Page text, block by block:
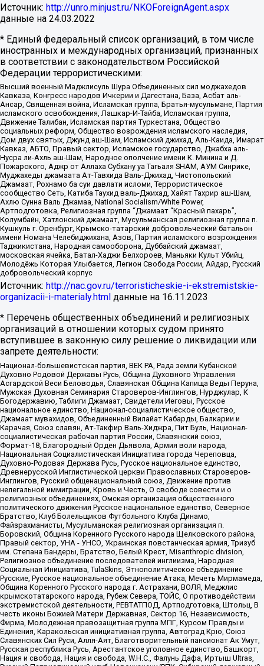
Источник: http://unro.minjust.ru/NKOForeignAgent.aspx
данные на 24.03.2022
* Единый федеральный список организаций, в том числе
иностранных и международных организаций, признанных
в соответствии с законодательством Российской
Федерации террористическими:
Высший военный Маджлисуль Шура Объединенных сил моджахедов
Кавказа, Конгресс народов Ичкерии и Дагестана, База, Асбат аль-
Ансар, Священная война, Исламская группа, Братья-мусульмане, Партия
исламского освобождения, Лашкар-И-Тайба, Исламская группа,
Движение Талибан, Исламская партия Туркестана, Общество
социальных реформ, Общество возрождения исламского наследия,
Дом двух святых, Джунд аш-Шам, Исламский джихад, Аль-Каида, Имарат
Кавказ, АБТО, Правый сектор, Исламское государство, Джабха аль-
Нусра ли-Ахль аш-Шам, Народное ополчение имени К. Минина и Д.
Пожарского, Аджр от Аллаха Субхану уа Тагьаля SHAM, АУМ Синрике,
Муджахеды джамаата Ат-Тавхида Валь-Джихад, Чистопольский
Джамаат, Рохнамо ба суи давлати исломи, Террористическое
сообщество Сеть, Катиба Таухид валь-Джихад, Хайят Тахрир аш-Шам,
Ахлю Сунна Валь Джамаа, National Socialism/White Power,
Артподготовка, Религиозная группа “Джамаат “Красный пахарь”,
Колумбайн, Хатлонский джамаат, Мусульманская религиозная группа п.
Кушкуль г. Оренбург, Крымско-татарский добровольческий батальон
имени Номана Челебиджихана, Азов, Партия исламского возрождения
Таджикистана, Народная самооборона, Дуббайский джамаат,
московская ячейка, Батал-Хаджи Белхороев, Маньяки Культ Убийц,
Молодёжь Которая Улыбается, Легион Свобода России, Айдар, Русский
добровольческий корпус
Источник: http://nac.gov.ru/terroristicheskie-i-ekstremistskie-
organizacii-i-materialy.html данные на 16.11.2023
* Перечень общественных объединений и религиозных
организаций в отношении которых судом принято
вступившее в законную силу решение о ликвидации или
запрете деятельности:
Национал-большевистская партия, ВЕК РА, Рада земли Кубанской
Духовно Родовой Державы Русь, Община Духовного Управления
Асгардской Веси Беловодья, Славянская Община Капища Веды Перуна,
Мужская Духовная Семинария Староверов-Инглингов, Нурджулар, К
Богодержавию, Таблиги Джамаат, Свидетели Иеговы, Русское
национальное единство, Национал-социалистическое общество,
Джамаат мувахидов, Объединенный Вилайат Кабарды, Балкарии и
Карачая, Союз славян, Ат-Такфир Валь-Хиджра, Пит Буль, Национал-
социалистическая рабочая партия России, Славянский союз,
Формат-18, Благородный Орден Дьявола, Армия воли народа,
Национальная Социалистическая Инициатива города Череповца,
Духовно-Родовая Держава Русь, Русское национальное единство,
Древнерусской Инглистической церкви Православных Староверов-
Инглингов, Русский общенациональный союз, Движение против
нелегальной иммиграции, Кровь и Честь, О свободе совести и о
религиозных объединениях, Омская организация общественного
политического движения Русское национальное единство, Северное
Братство, Клуб Болельщиков Футбольного Клуба Динамо,
Файзрахманисты, Мусульманская религиозная организация п.
Боровский, Община Коренного Русского народа Щелковского района,
Правый сектор, УНА - УНСО, Украинская повстанческая армия, Тризуб
им. Степана Бандеры, Братство, Белый Крест, Misanthropic division,
Религиозное объединение последователей инглиизма, Народная
Социальная Инициатива, TulaSkins, Этнополитическое объединение
Русские, Русское национальное объединение Атака, Мечеть Мирмамеда,
Община Коренного Русского народа г. Астрахани, ВОЛЯ, Меджлис
крымскотатарского народа, Рубеж Севера, ТОЙС, О противодействии
экстремистской деятельности, РЕВТАТПОД, Артподготовка, Штольц, В
честь иконы Божией Матери Державная, Сектор 16, Независимость,
Фирма, Молодежная правозащитная группа МПГ, Курсом Правды и
Единения, Каракольская инициативная группа, Автоград Крю, Союз
Славянских Сил Руси, Алля-Аят, Благотворительный пансионат Ак Умут,
Русская республика Русь, Арестантское уголовное единство, Башкорт,
Нация и свобода, Нация и свобода, W.H.С., Фалунь Дафа, Иртыш Ultras,